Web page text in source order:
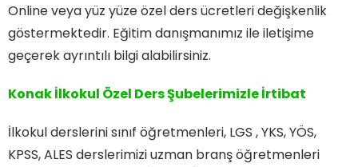
Online veya yüz yüze özel ders ücretleri değişkenlik
göstermektedir. Eğitim danışmanımız ile iletişime
geçerek ayrıntılı bilgi alabilirsiniz.
Konak İlkokul Özel DersŞubelerimizle İrtibat
İlkokul derslerini sınıf öğretmenleri, LGS , YKS, YÖS,
KPSS, ALES derslerimizi uzman branş öğretmenleri